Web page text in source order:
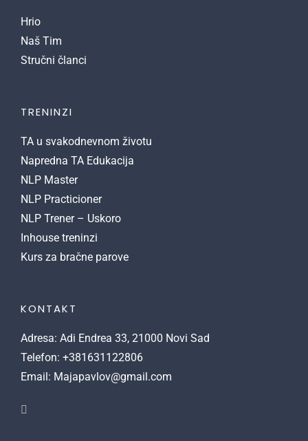
Hrio
Naš Tim
Stručni članci
TRENINZI
TA u svakodnevnom životu
Napredna TA Edukacija
NLP Master
NLP Practicioner
NLP Trener – Uskoro
Inhouse treninzi
Kurs za bračne parove
KONTAKT
Adresa: Adi Endrea 33, 21000 Novi Sad
Telefon: +381631122806
Email: Majapavlov@gmail.com